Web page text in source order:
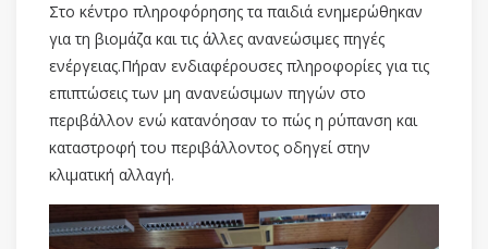
Στο κέντρο πληροφόρησης τα παιδιά ενημερώθηκαν
για τη βιομάζα και τις άλλες ανανεώσιμες πηγές
ενέργειας.Πήραν ενδιαφέρουσες πληροφορίες για τις
επιπτώσεις των μη ανανεώσιμων πηγών στο
περιβάλλον ενώ κατανόησαν το πώς η ρύπανση και
καταστροφή του περιβάλλοντος οδηγεί στην
κλιματική αλλαγή.